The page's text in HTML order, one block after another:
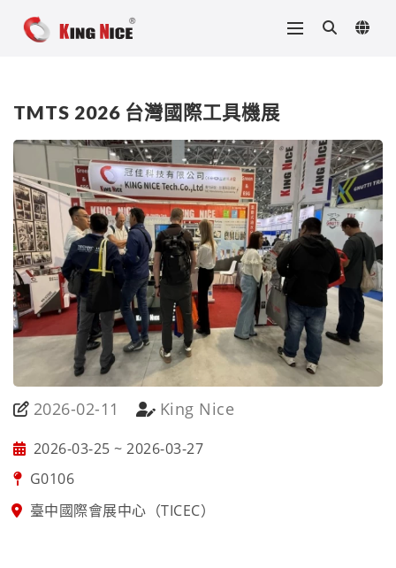
TMTS 2026 台灣國際工具機展
2026-02-11 King Nice
2026-03-25 ~ 2026-03-27
G0106
臺中國際會展中心（TICEC）